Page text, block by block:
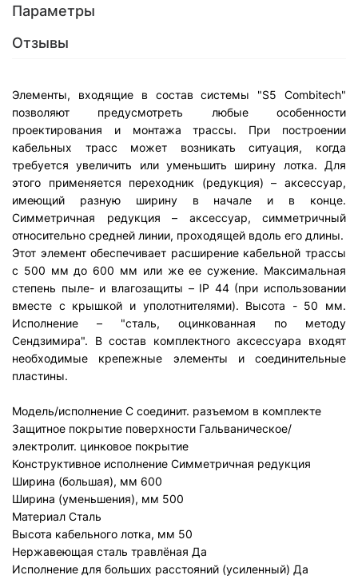
Параметры
Отзывы
Элементы, входящие в состав системы "S5 Combitech"
позволяют предусмотреть любые особенности
проектирования и монтажа трассы. При построении
кабельных трасс может возникать ситуация, когда
требуется увеличить или уменьшить ширину лотка. Для
этого применяется переходник (редукция) – аксессуар,
имеющий разную ширину в начале и в конце.
Симметричная редукция – аксессуар, симметричный
относительно средней линии, проходящей вдоль его длины.
Этот элемент обеспечивает расширение кабельной трассы
с 500 мм до 600 мм или же ее сужение. Максимальная
степень пыле- и влагозащиты – IP 44 (при использовании
вместе с крышкой и уполотнителями). Высота - 50 мм.
Исполнение – "сталь, оцинкованная по методу
Сендзимира". В состав комплектного аксессуара входят
необходимые крепежные элементы и соединительные
пластины.
Модель/исполнение С соединит. разъемом в комплекте
Защитное покрытие поверхности Гальваническое/
электролит. цинковое покрытие
Конструктивное исполнение Симметричная редукция
Ширина (большая), мм 600
Ширина (уменьшения), мм 500
Материал Сталь
Высота кабельного лотка, мм 50
Нержавеющая сталь травлёная Да
Исполнение для больших расстояний (усиленный) Да